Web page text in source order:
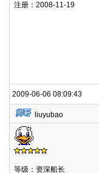
注册：2008-11-19
2009-06-06 08:09:43
liuyubao
等级：资深船长